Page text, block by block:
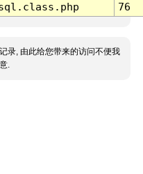
76
录, 由此给您带来的访问不便我
.